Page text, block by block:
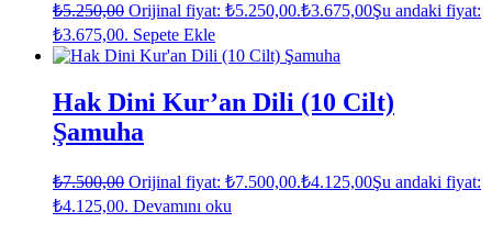
₺5.250,00 Orijinal fiyat: ₺5.250,00.₺3.675,00Şu andaki fiyat:
₺3.675,00. Sepete Ekle
Hak Dini Kur’an Dili (10 Cilt)
Şamuha
₺7.500,00 Orijinal fiyat: ₺7.500,00.₺4.125,00Şu andaki fiyat:
₺4.125,00. Devamını oku